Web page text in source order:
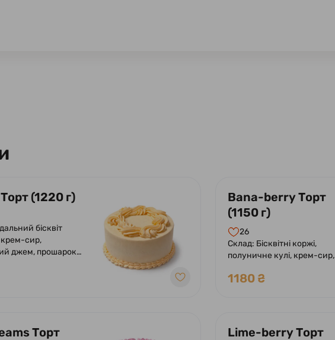
(1220 г)
бісквіт
сир,
джем, прошарок
Bana-berry Торт
(1150 г)
26
Склад: Бісквітні коржі,
полуничне кулі, крем-сир,
1180 ₴
Торт
Lime-berry Торт